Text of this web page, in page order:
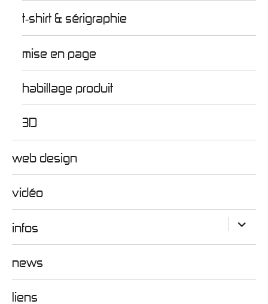
t‑shirt & sérigraphie
mise en page
habillage produit
3D
web design
vidéo
infos
ouvrir
le
news
liens